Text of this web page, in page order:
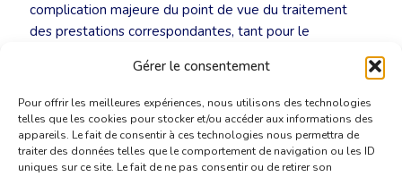
Gérer le consentement
Pour offrir les meilleures expériences, nous utilisons des technologies
telles que les cookies pour stocker et/ou accéder aux informations des
appareils. Le fait de consentir à ces technologies nous permettra de
traiter des données telles que le comportement de navigation ou les ID
uniques sur ce site. Le fait de ne pas consentir ou de retirer son
complication majeure du point de vue du traitement
des prestations correspondantes, tant pour le
chargés de traiter les demandes de paiement.